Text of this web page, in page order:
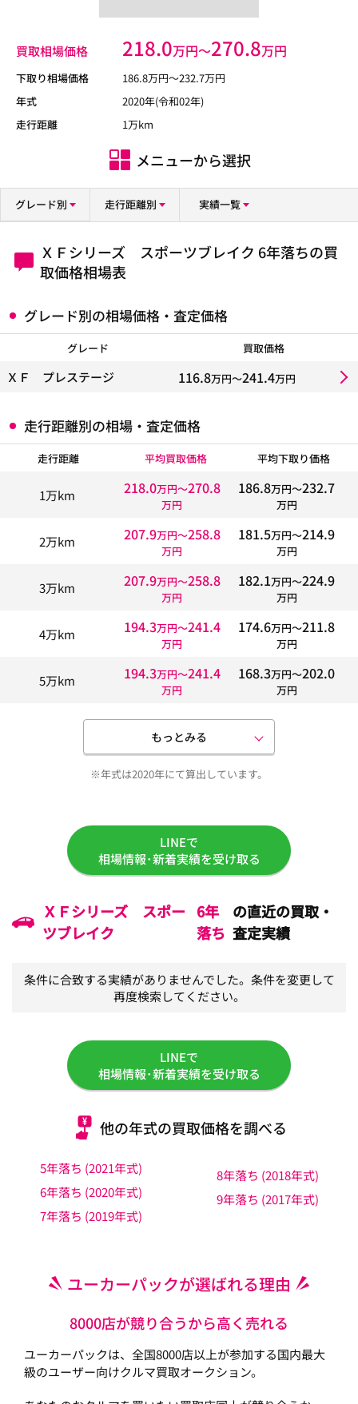
買取相場価格 218.0万円〜270.8万円
下取り相場価格 186.8万円〜232.7万円
年式
2020年(令和02年)
走行距離
1万km
メニューから選択
グレード別 走行距離別 実績一覧
ＸＦシリーズ スポーツブレイク 6年落ちの買
取価格相場表
グレード別の相場価格・査定価格
グレード 買取価格
ＸＦ プレステージ 116.8万円〜241.4万円
走行距離別の相場・査定価格
走行距離 平均買取価格 平均下取り価格
1万km 218.0万円〜270.8
万円
186.8万円〜232.7
万円
2万km 207.9万円〜258.8
万円
181.5万円〜214.9
万円
3万km 207.9万円〜258.8
万円
182.1万円〜224.9
万円
4万km 194.3万円〜241.4
万円
174.6万円〜211.8
万円
5万km 194.3万円〜241.4
万円
168.3万円〜202.0
万円
もっとみる
※年式は2020年にて算出しています。
LINEで
相場情報･新着実績を受け取る
ＸＦシリーズ スポー
ツブレイク
6年
落ち
の直近の買取・
査定実績
条件に合致する実績がありませんでした。条件を変更して
再度検索してください。
LINEで
相場情報･新着実績を受け取る
他の年式の買取価格を調べる
5年落ち (2021年式)
6年落ち (2020年式)
7年落ち (2019年式)
8年落ち (2018年式)
9年落ち (2017年式)
ユーカーパックが選ばれる理由
8000店が競り合うから高く売れる
ユーカーパックは、全国8000店以上が参加する国内最大
級のユーザー向けクルマ買取オークション。